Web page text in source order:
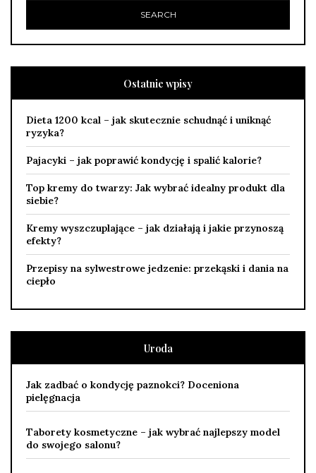
Ostatnie wpisy
Dieta 1200 kcal – jak skutecznie schudnąć i uniknąć
ryzyka?
Pajacyki – jak poprawić kondycję i spalić kalorie?
Top kremy do twarzy: Jak wybrać idealny produkt dla
siebie?
Kremy wyszczuplające – jak działają i jakie przynoszą
efekty?
Przepisy na sylwestrowe jedzenie: przekąski i dania na
ciepło
Uroda
Jak zadbać o kondycję paznokci? Doceniona
pielęgnacja
Taborety kosmetyczne – jak wybrać najlepszy model
do swojego salonu?